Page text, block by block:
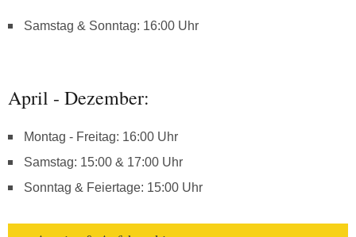
Samstag & Sonntag: 16:00 Uhr
April - Dezember:
Montag - Freitag: 16:00 Uhr
Samstag: 15:00 & 17:00 Uhr
Sonntag & Feiertage: 15:00 Uhr